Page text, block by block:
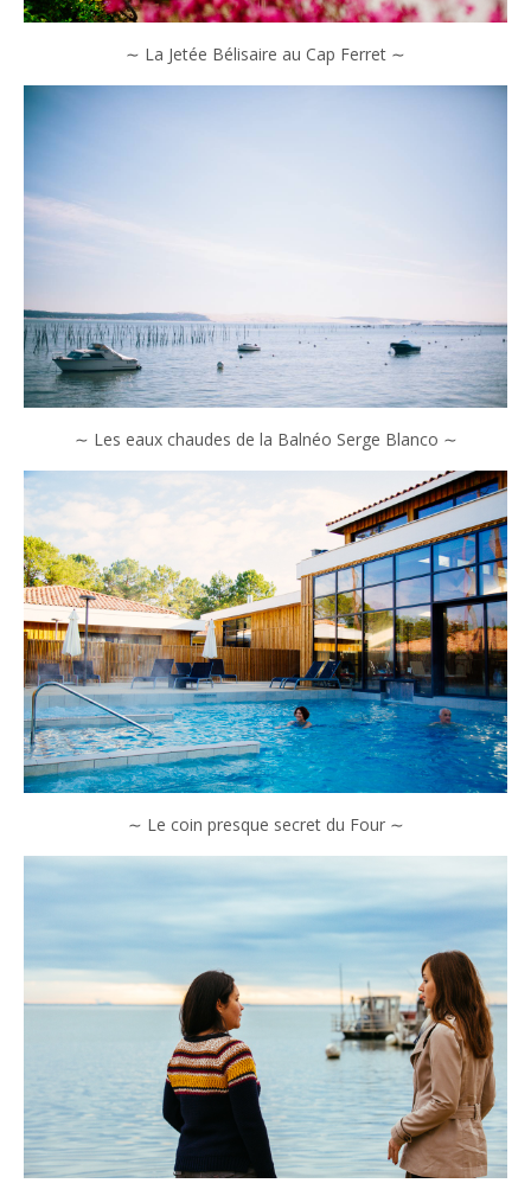
∼ La Jetée Bélisaire au Cap Ferret ∼
∼ Les eaux chaudes de la Balnéo Serge Blanco ∼
∼ Le coin presque secret du Four ∼